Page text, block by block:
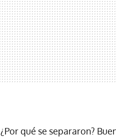
¿Por qué se separaron?